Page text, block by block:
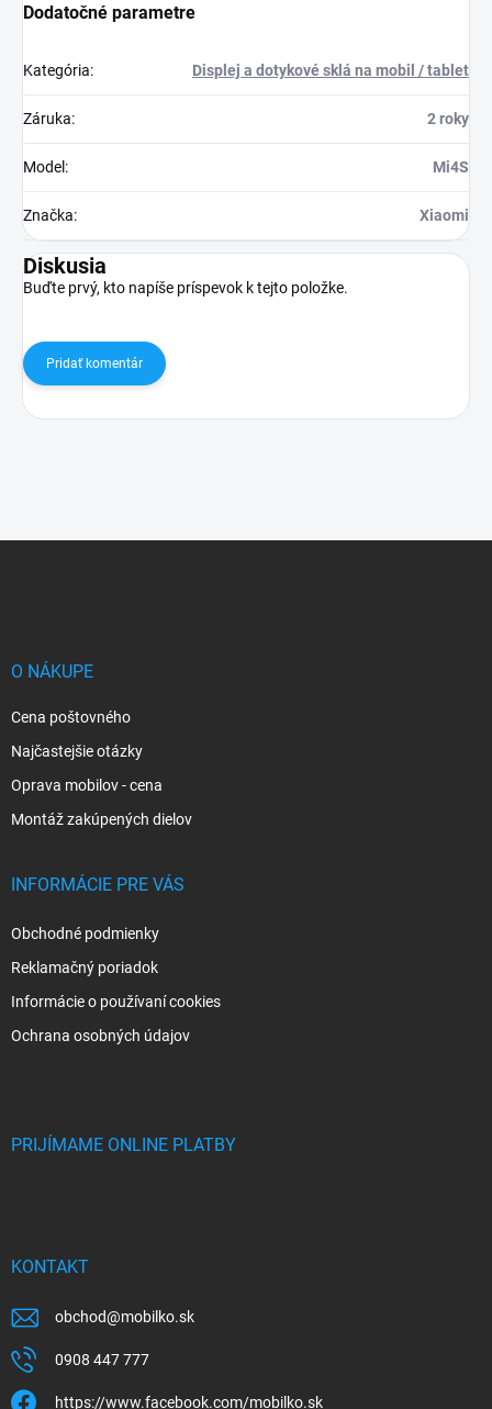
Dodatočné parametre
Kategória: Displej a dotykové sklá na mobil / tablet
Záruka: 2 roky
Model : Mi4S
Značka: Xiaomi
Diskusia
Buďte prvý, kto napíše príspevok k tejto položke.
Pridať komentár
O NÁKUPE
Cena poštovného
Najčastejšie otázky
Oprava mobilov - cena
Montáž zakúpených dielov
INFORMÁCIE PRE VÁS
Obchodné podmienky
Reklamačný poriadok
Informácie o používaní cookies
Ochrana osobných údajov
PRIJÍMAME ONLINE PLATBY
KONTAKT
obchod@mobilko.sk
0908 447 777
https://www.facebook.com/mobilko.sk